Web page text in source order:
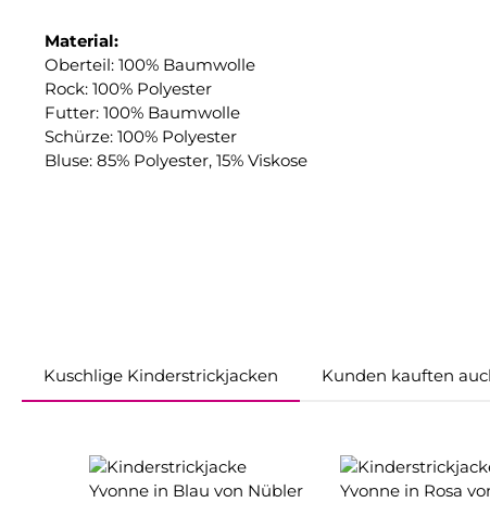
Material:
Oberteil: 100% Baumwolle
Rock: 100% Polyester
Futter: 100% Baumwolle
Schürze: 100% Polyester
Bluse: 85% Polyester, 15% Viskose
Kuschlige Kinderstrickjacken Kunden kauften